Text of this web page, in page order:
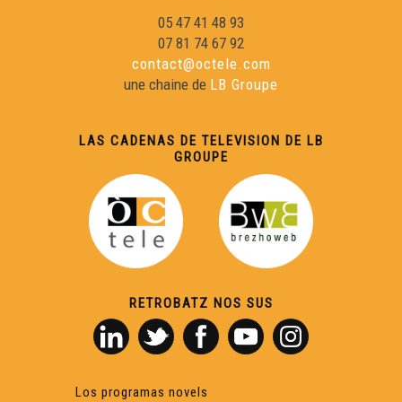
Lenga d'oc, Lenga de cor - Eric Sudrat
Lenga d'òc, Lenga de còr - Lorine JULLIEN et Léa
Lenga d'òc, Lenga de còr - Louise Larue
Lenga d'òc, Lenga de còr - Marie-Laure MARTY
Lenga d'òc, Lenga de còr - Saartjie PERONNE e Maxime
05 47 41 48 93
07 81 74 67 92
contact@octele.com
une chaine de LB Groupe
LAS CADENAS DE TELEVISION DE LB
GROUPE
RETROBATZ NOS SUS
Los programas novels